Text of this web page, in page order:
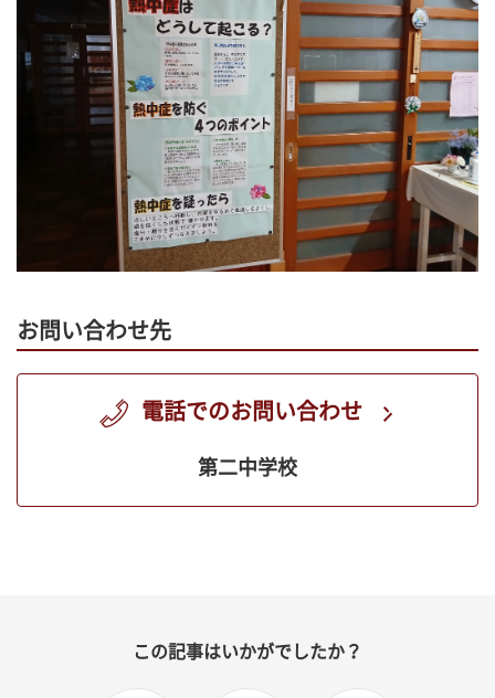
お問い合わせ先
電話でのお問い合わせ
第二中学校
この記事はいかがでしたか？